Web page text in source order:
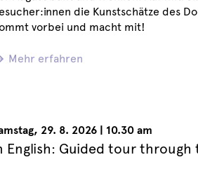
die Kunstschätze des
vorbei und macht mit!
Mehr erfahren
, 29. 8. 2026| 10.30 am
English: Guided tour